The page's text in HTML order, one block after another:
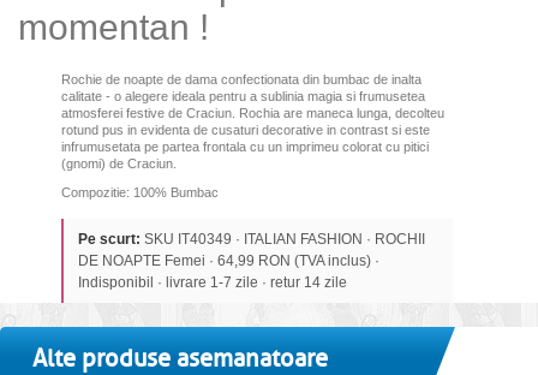
momentan !
Rochie de noapte de dama confectionata din bumbac de inalta
calitate - o alegere ideala pentru a sublinia magia si frumusetea
atmosferei festive de Craciun. Rochia are maneca lunga, decolteu
rotund pus in evidenta de cusaturi decorative in contrast si este
infrumusetata pe partea frontala cu un imprimeu colorat cu pitici
(gnomi) de Craciun.
Compozitie: 100% Bumbac
Pe scurt: SKU IT40349 · ITALIAN FASHION · ROCHII
DE NOAPTE Femei · 64,99 RON (TVA inclus) ·
Indisponibil · livrare 1-7 zile · retur 14 zile
Alte produse asemanatoare